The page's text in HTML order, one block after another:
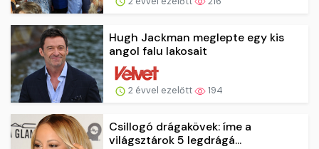
Hugh Jackman meglepte egy kis
angol falu lakosait
2 évvel ezelőtt 194
Csillogó drágakövek: íme a
világsztárok 5 legdrágá...